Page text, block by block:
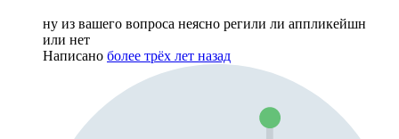
ну из вашего вопроса неясно регили ли аппликейшн
или нет
Написано более трёх лет назад